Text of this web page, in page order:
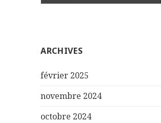
ARCHIVES
février 2025
novembre 2024
octobre 2024